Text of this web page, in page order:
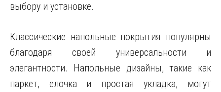
выбору и установке.
Классические напольные покрытия популярны
благодаря своей универсальности и
элегантности. Напольные дизайны, такие как
паркет, елочка и простая укладка, могут